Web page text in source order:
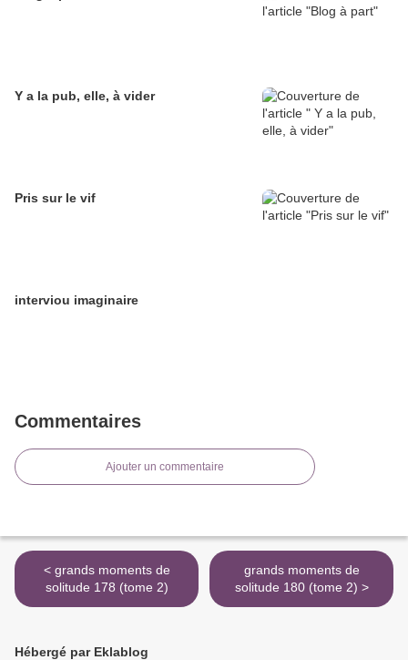
Y a la pub, elle, à vider
Pris sur le vif
interviou imaginaire
Commentaires
Ajouter un commentaire
< grands moments de
solitude 178 (tome 2)
grands moments de
solitude 180 (tome 2) >
Hébergé par Eklablog